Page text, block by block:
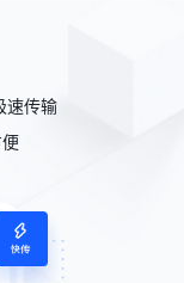
速传输